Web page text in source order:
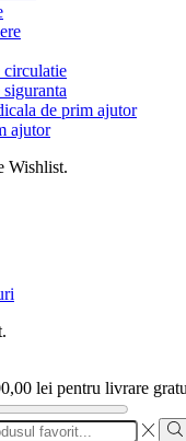
circulatie
siguranta
de prim ajutor
ajutor
Wishlist.
lei pentru livrare